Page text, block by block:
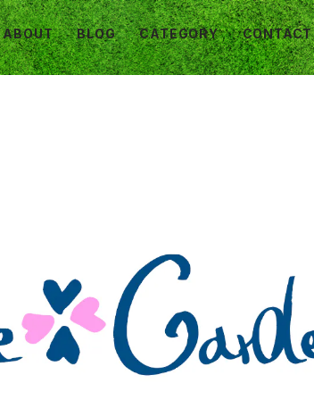
ABOUT BLOG CATEGORY CONTACT